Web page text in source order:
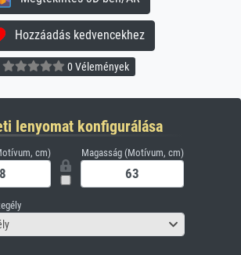
Hozzáadás kedvencekhez
0 Vélemények
lenyomat konfigurálása
cm) Magasság (Motívum, cm)